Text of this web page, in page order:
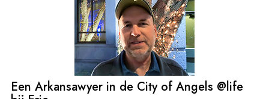
Een Arkansawyer in de City of Angels @life